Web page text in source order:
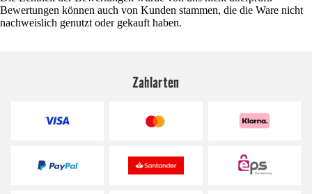
Bewertungen können auch von Kunden stammen, die die Ware nicht
nachweislich genutzt oder gekauft haben.
Zahlarten